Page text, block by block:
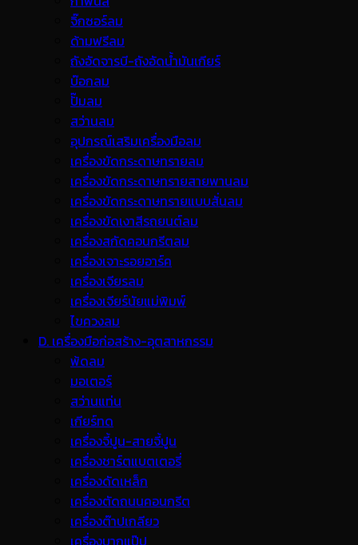
จิ๊กซอร์ลม
ด้ามฟรีลม
ถังอัดจารบี-ถังอัดน้ำมันเกียร์
บ๊อกลม
ปั๊มลม
สว่านลม
อุปกรณ์เสริมเครื่องมือลม
เครื่องขัดกระดาษทรายลม
เครื่องขัดกระดาษทรายสายพานลม
เครื่องขัดกระดาษทรายแบบสั่นลม
เครื่องขัดเงาสีรถยนต์ลม
เครื่องสกัดคอนกรีตลม
เครื่องเจาะรอยอาร์ค
เครื่องเจียรลม
เครื่องเจียร์นัยแม่พิมพ์
ไขควงลม
D. เครื่องมือก่อสร้าง-อุตสาหกรรม
พ้ดลม
มอเตอร์
สว่านแท่น
เกียร์ทด
เครื่องจี้ปูน-สายจี้ปูน
เครื่องชาร์ตแบตเตอรี่
เครื่องดัดเหล็ก
เครื่องตัดถนนคอนกรีต
เครื่องต๊าปเกลียว
เครื่องบากแป๊ป